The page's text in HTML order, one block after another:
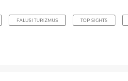
FALUSI TURIZMUS TOP SIGHTS